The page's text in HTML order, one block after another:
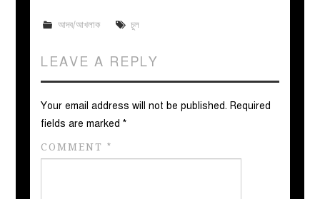
আদব/আখলাক চুল
LEAVE A REPLY
Your email address will not be published. Required
fields are marked*
COMMENT*